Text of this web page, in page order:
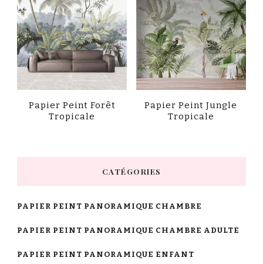
Papier Peint Forêt
Tropicale
Papier Peint Jungle
Tropicale
CATÉGORIES
PAPIER PEINT PANORAMIQUE CHAMBRE
PAPIER PEINT PANORAMIQUE CHAMBRE ADULTE
PAPIER PEINT PANORAMIQUE ENFANT